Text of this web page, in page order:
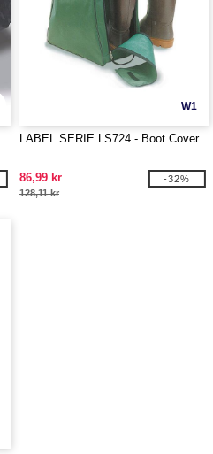
W1
LABEL SERIE LS724 - Boot Cover
86,99 kr
128,11 kr
-32%